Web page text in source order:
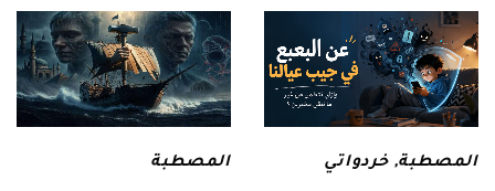
المصطبة,خردواتي المصطبة